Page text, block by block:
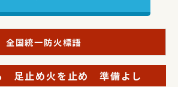
全国統一防火標語
足止め火を止め 準備よし